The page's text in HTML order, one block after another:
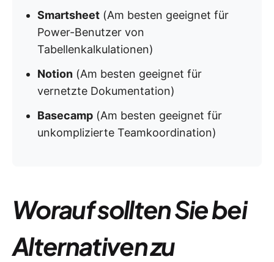
Smartsheet (Am besten geeignet für
Power-Benutzer von
Tabellenkalkulationen)
Notion (Am besten geeignet für
vernetzte Dokumentation)
Basecamp (Am besten geeignet für
unkomplizierte Teamkoordination)
Worauf sollten Sie bei
Alternativen zu